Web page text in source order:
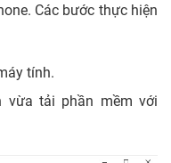
Các bước thực hiện
tính.
vừa tải phần mềm với